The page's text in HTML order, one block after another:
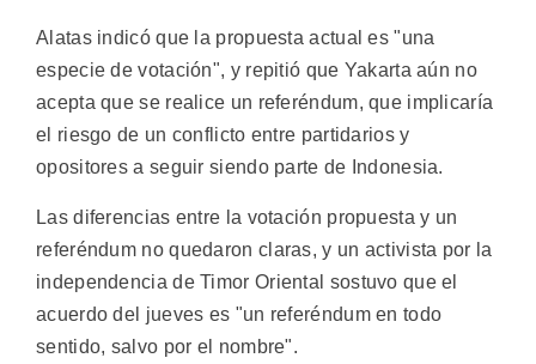
Alatas indicó que la propuesta actual es "una
especie de votación", y repitió que Yakarta aún no
acepta que se realice un referéndum, que implicaría
el riesgo de un conflicto entre partidarios y
opositores a seguir siendo parte de Indonesia.
Las diferencias entre la votación propuesta y un
referéndum no quedaron claras, y un activista por la
independencia de Timor Oriental sostuvo que el
acuerdo del jueves es "un referéndum en todo
sentido, salvo por el nombre".